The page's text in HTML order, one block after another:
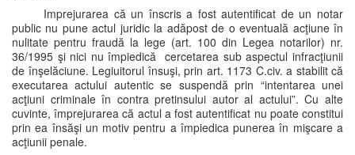
Imprejurarea că un înscris a fost autentificat de un notar
public nu pune actul juridic la adăpost de o eventuală acţiune în
nulitate pentru fraudă la lege (art. 100 din Legea notarilor) nr.
36/1995 şi nici nu împiedică cercetarea sub aspectul infracţiunii
de înşelăciune. Legiuitorul însuşi, prin art. 1173 C.civ. a stabilit că
executarea actului autentic se suspendă prin “intentarea unei
acţiuni criminale în contra pretinsului autor al actului”. Cu alte
cuvinte, împrejurarea că actul a fost autentificat nu poate constitui
prin ea însăşi un motiv pentru a împiedica punerea în mişcare a
acţiunii penale.